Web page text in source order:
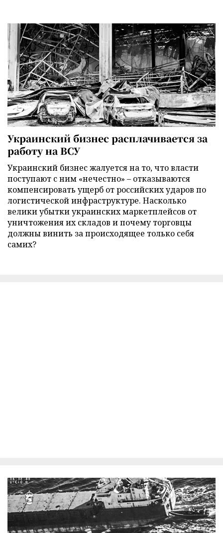
Украинский бизнес расплачивается за
работу на ВСУ
Украинский бизнес жалуется на то, что власти
поступают с ним «нечестно» – отказываются
компенсировать ущерб от российских ударов по
логистической инфраструктуре. Насколько
велики убытки украинских маркетплейсов от
уничтожения их складов и почему торговцы
должны винить за происходящее только себя
самих?